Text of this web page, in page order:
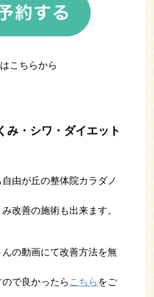
こちらから
み・シワ・ダイエット
由が丘の整体院カラダノ
改善の施術も出来ます。
の動画にて改善方法を無
で良かったら こちら をご